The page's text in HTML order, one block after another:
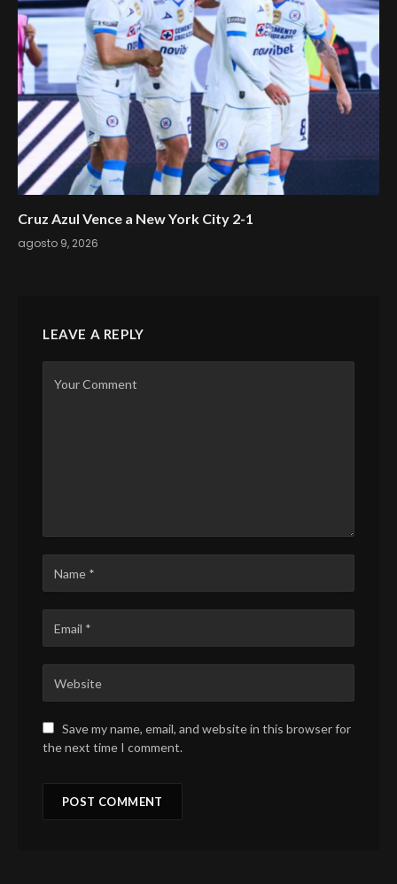
Cruz Azul Vence a New York City 2-1
agosto 9, 2026
LEAVE A REPLY
Save my name, email, and website in this browser for
the next time I comment.